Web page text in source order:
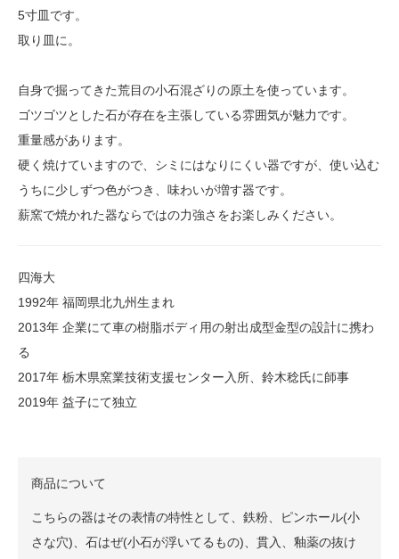
5寸皿です。
取り皿に。
自身で掘ってきた荒目の小石混ざりの原土を使っています。
ゴツゴツとした石が存在を主張している雰囲気が魅力です。
重量感があります。
硬く焼けていますので、シミにはなりにくい器ですが、使い込む
うちに少しずつ色がつき、味わいが増す器です。
薪窯で焼かれた器ならではの力強さをお楽しみください。
四海大
1992年 福岡県北九州生まれ
2013年 企業にて車の樹脂ボディ用の射出成型金型の設計に携わ
る
2017年 栃木県窯業技術支援センター入所、鈴木稔氏に師事
2019年 益子にて独立
商品について
こちらの器はその表情の特性として、鉄粉、ピンホール(小
さな穴)、石はぜ(小石が浮いてるもの)、貫入、釉薬の抜け